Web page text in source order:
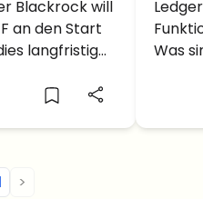
Kurs
Blackrock will
an den Start
langfristig
die
den
Was
>